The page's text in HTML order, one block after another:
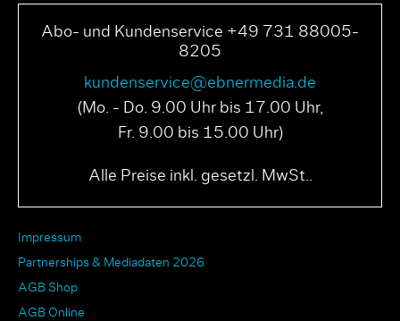
Abo- und Kundenservice +49 731 88005-
8205
kundenservice@ebnermedia.de
(Mo. - Do. 9.00 Uhr bis 17.00 Uhr,
Fr. 9.00 bis 15.00 Uhr)
Alle Preise inkl. gesetzl. MwSt..
Impressum
Partnerships & Mediadaten 2026
AGB Shop
AGB Online